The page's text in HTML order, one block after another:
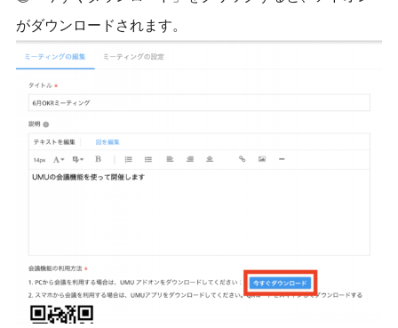
がダウンロードされます。